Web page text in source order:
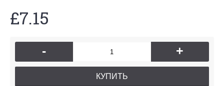
£7.15
- +
КУПИТЬ